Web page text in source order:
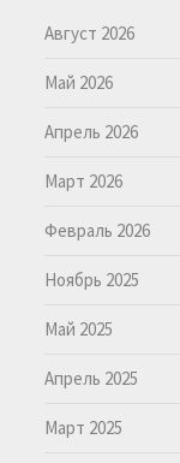
Август 2026
Май 2026
Апрель 2026
Март 2026
Февраль 2026
Ноябрь 2025
Май 2025
Апрель 2025
Март 2025